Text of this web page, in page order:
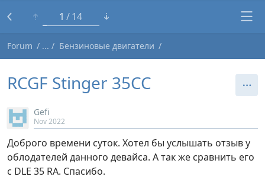
1 14
Forum Бензиновые двигатели
RCGF Stinger 35CC
Gefi
Nov 2022
Доброго времени суток. Хотел бы услышать отзыв у
облодателей данного девайса. А так же сравнить его
с DLE 35 RA. Спасибо.